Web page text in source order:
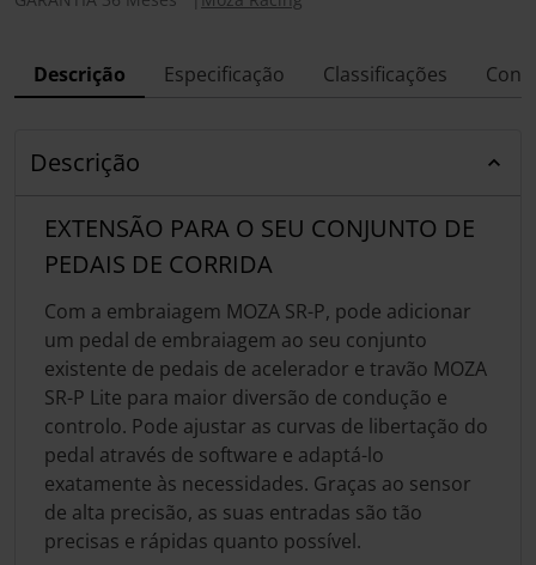
Descrição Especificação Classificações
Descrição
EXTENSÃO PARA O SEU CONJUNTO DE
PEDAIS DE CORRIDA
Com a embraiagem MOZA SR-P, pode adicionar
um pedal de embraiagem ao seu conjunto
existente de pedais de acelerador e travão MOZA
SR-P Lite para maior diversão de condução e
controlo. Pode ajustar as curvas de libertação do
pedal através de software e adaptá-lo
exatamente às necessidades. Graças ao sensor
de alta precisão, as suas entradas são tão
precisas e rápidas quanto possível.